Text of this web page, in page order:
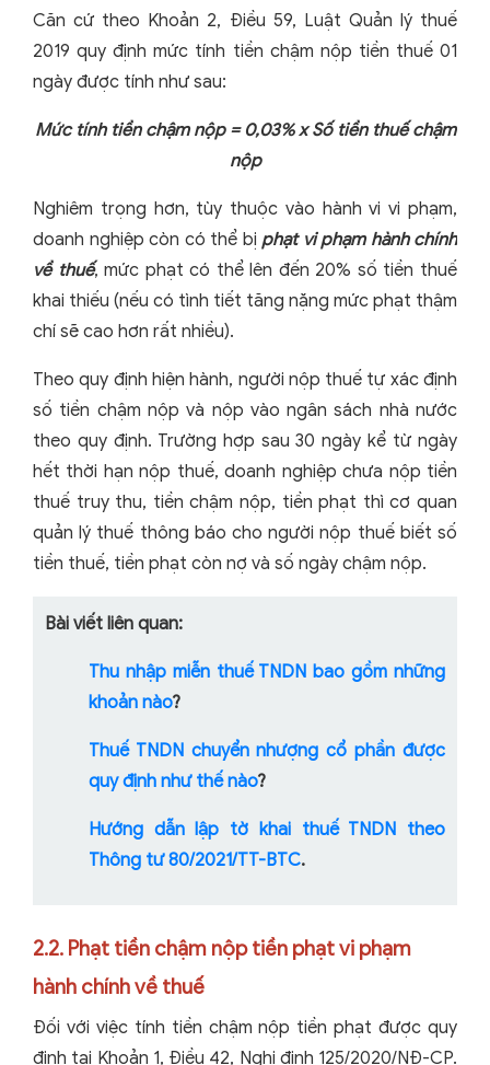
Căn cứ theo Khoản 2, Điều 59, Luật Quản lý thuế
2019 quy định mức tính tiền chậm nộp tiền thuế 01
ngày được tính như sau:
Mức tính tiền chậm nộp = 0,03% x Số tiền thuế chậm
nộp
Nghiêm trọng hơn, tùy thuộc vào hành vi vi phạm,
doanh nghiệp còn có thể bị phạt vi phạm hành chính
về thuế, mức phạt có thể lên đến 20% số tiền thuế
khai thiếu (nếu có tình tiết tăng nặng mức phạt thậm
chí sẽ cao hơn rất nhiều).
Theo quy định hiện hành, người nộp thuế tự xác định
số tiền chậm nộp và nộp vào ngân sách nhà nước
theo quy định. Trường hợp sau 30 ngày kể từ ngày
hết thời hạn nộp thuế, doanh nghiệp chưa nộp tiền
thuế truy thu, tiền chậm nộp, tiền phạt thì cơ quan
quản lý thuế thông báo cho người nộp thuế biết số
tiền thuế, tiền phạt còn nợ và số ngày chậm nộp.
Bài viết liên quan:
Thu nhập miễn thuế TNDN bao gồm những
khoản nào?
Thuế TNDN chuyển nhượng cổ phần được
quy định như thế nào?
Hướng dẫn lập tờ khai thuế TNDN theo
Thông tư 80/2021/TT-BTC.
2.2. Phạt tiền chậm nộp tiền phạt vi phạm
hành chính về thuế
Đối với việc tính tiền chậm nộp tiền phạt được quy
định tại Khoản 1, Điều 42, Nghị định 125/2020/NĐ-CP.